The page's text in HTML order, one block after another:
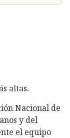
altas.
Nacional de
y del
el equipo